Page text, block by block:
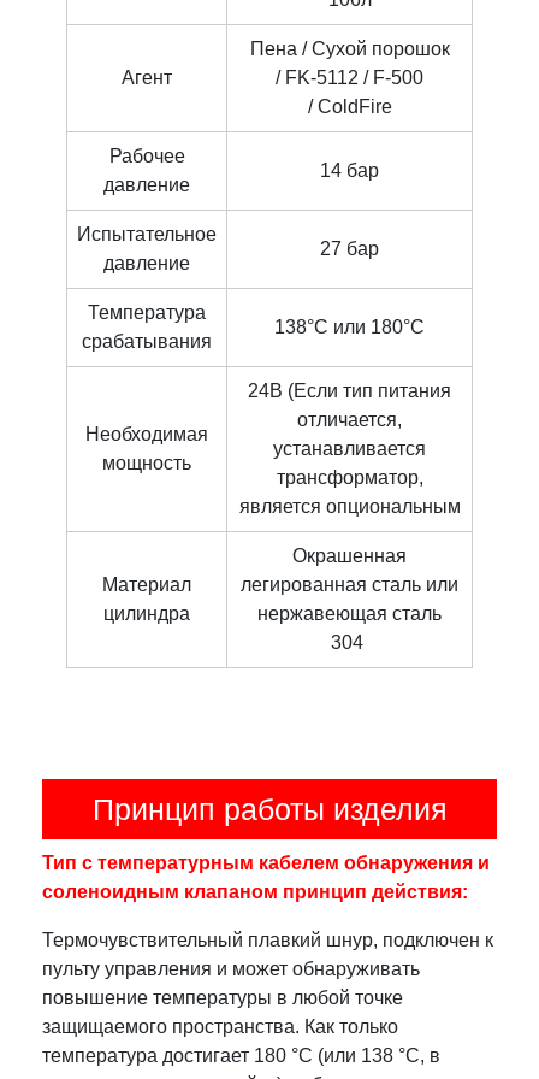
Агент
Пена / Сухой порошок
/ FK-5112 / F-500
/ ColdFire
Рабочее
давление
14 бар
Испытательное
давление
27 бар
Температура
срабатывания
138°C или 180°C
Необходимая
мощность
24В (Если тип питания
отличается,
устанавливается
трансформатор,
является опциональным
Материал
цилиндра
Окрашенная
легированная сталь или
нержавеющая сталь
304
Принцип работы изделия
Тип с температурным кабелем обнаружения и
соленоидным клапаном принцип действия:
Термочувствительный плавкий шнур, подключен к
пульту управления и может обнаруживать
повышение температуры в любой точке
защищаемого пространства. Как только
температура достигает 180 °C (или 138 °C, в